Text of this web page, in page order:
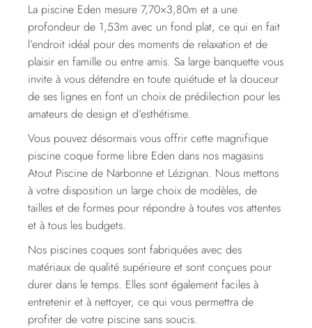
La piscine Eden mesure 7,70×3,80m et a une
profondeur de 1,53m avec un fond plat, ce qui en fait
l’endroit idéal pour des moments de relaxation et de
plaisir en famille ou entre amis. Sa large banquette vous
invite à vous détendre en toute quiétude et la douceur
de ses lignes en font un choix de prédilection pour les
amateurs de design et d’esthétisme.
Vous pouvez désormais vous offrir cette magnifique
piscine coque forme libre Eden dans nos magasins
Atout Piscine de Narbonne et Lézignan. Nous mettons
à votre disposition un large choix de modèles, de
tailles et de formes pour répondre à toutes vos attentes
et à tous les budgets.
Nos piscines coques sont fabriquées avec des
matériaux de qualité supérieure et sont conçues pour
durer dans le temps. Elles sont également faciles à
entretenir et à nettoyer, ce qui vous permettra de
profiter de votre piscine sans soucis.